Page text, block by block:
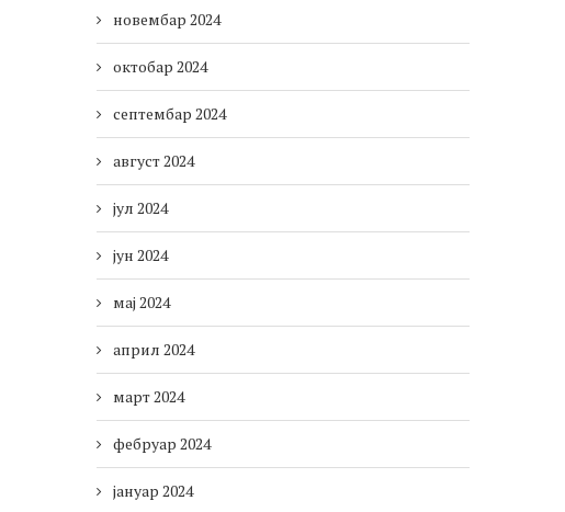
новембар 2024
октобар 2024
септембар 2024
август 2024
јул 2024
јун 2024
мај 2024
април 2024
март 2024
фебруар 2024
јануар 2024